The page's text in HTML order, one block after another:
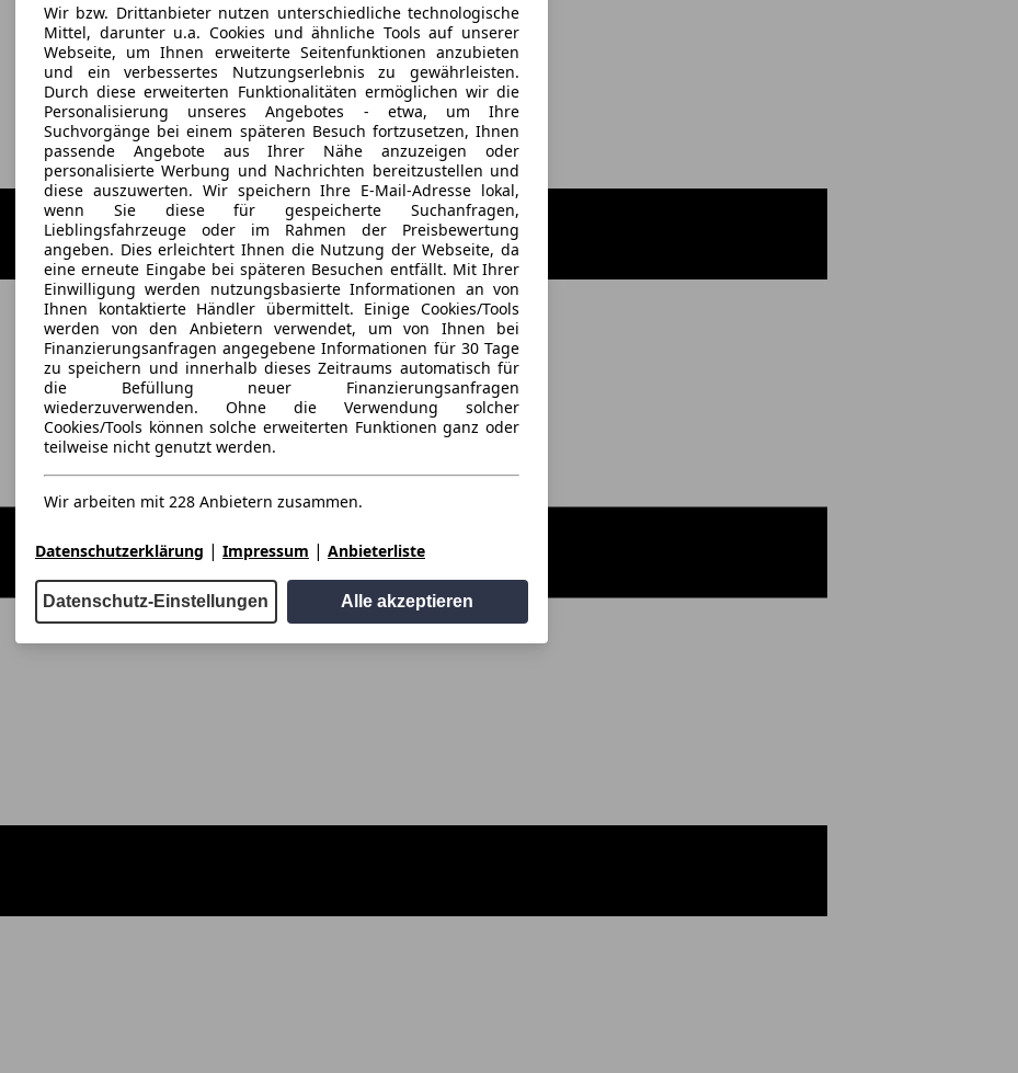
Wir bzw. Drittanbieter nutzen unterschiedliche technologische
Mittel, darunter u.a. Cookies und ähnliche Tools auf unserer
Webseite, um Ihnen erweiterte Seitenfunktionen anzubieten
und ein verbessertes Nutzungserlebnis zu gewährleisten.
Durch diese erweiterten Funktionalitäten ermöglichen wir die
Personalisierung unseres Angebotes - etwa, um Ihre
Suchvorgänge bei einem späteren Besuch fortzusetzen, Ihnen
passende Angebote aus Ihrer Nähe anzuzeigen oder
personalisierte Werbung und Nachrichten bereitzustellen und
diese auszuwerten. Wir speichern Ihre E-Mail-Adresse lokal,
wenn Sie diese für gespeicherte Suchanfragen,
Lieblingsfahrzeuge oder im Rahmen der Preisbewertung
angeben. Dies erleichtert Ihnen die Nutzung der Webseite, da
eine erneute Eingabe bei späteren Besuchen entfällt. Mit Ihrer
Einwilligung werden nutzungsbasierte Informationen an von
Ihnen kontaktierte Händler übermittelt. Einige Cookies/Tools
werden von den Anbietern verwendet, um von Ihnen bei
Finanzierungsanfragen angegebene Informationen für 30 Tage
zu speichern und innerhalb dieses Zeitraums automatisch für
die Befüllung neuer Finanzierungsanfragen
wiederzuverwenden. Ohne die Verwendung solcher
Cookies/Tools können solche erweiterten Funktionen ganz oder
teilweise nicht genutzt werden.
Wir arbeiten mit 228 Anbietern zusammen.
Datenschutzerklärung | Impressum | Anbieterliste
Datenschutz-Einstellungen Alle akzeptieren